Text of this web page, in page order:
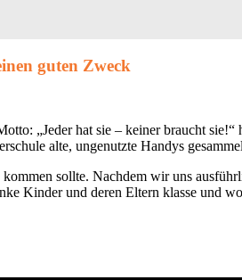
guten Zweck
„Jeder hat sie – keiner braucht sie!“
alte, ungenutzte Handys
sollte. Nachdem wir uns
Kinder und deren Eltern klasse und